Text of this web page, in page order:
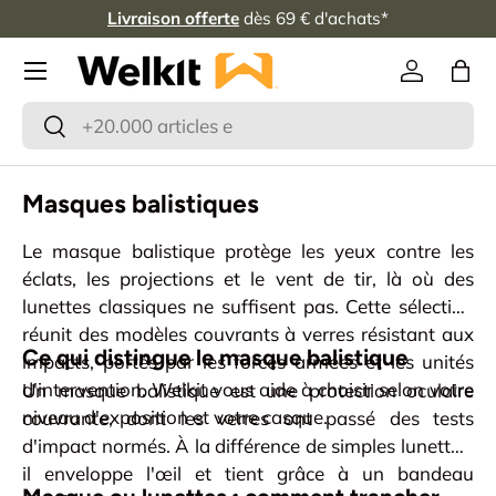
Aller au contenu
Livraison offerte dès 69 € d'achats*
Recherche
Rechercher
Se
Masques balistiques
Le masque balistique protège les yeux contre les
éclats, les projections et le vent de tir, là où des
lunettes classiques ne suffisent pas. Cette sélection
réunit des modèles couvrants à verres résistant aux
impacts, portés par les forces armées et les unités
d'intervention. Welkit vous aide à choisir selon votre
niveau d'exposition et votre casque.
Ce qui distingue le masque balistique
Un masque balistique est une protection oculaire
couvrante, dont les verres ont passé des tests
d'impact normés. À la différence de simples lunettes,
il enveloppe l'œil et tient grâce à un bandeau